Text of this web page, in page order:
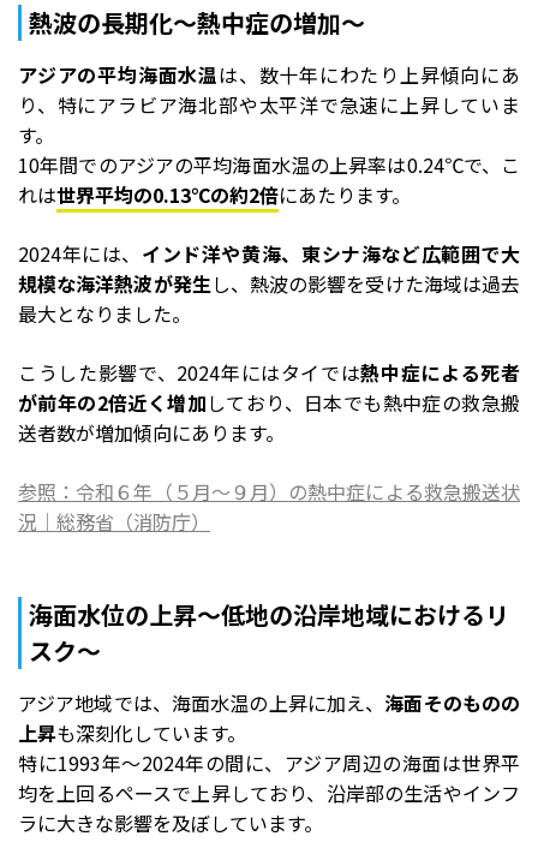
熱波の長期化～熱中症の増加～
アジアの平均海面水温は、数十年にわたり上昇傾向にあ
り、特にアラビア海北部や太平洋で急速に上昇していま
す。
10年間でのアジアの平均海面水温の上昇率は0.24℃で、こ
れは世界平均の0.13℃の約2倍にあたります。
2024年には、 インド洋や黄海、東シナ海など広範囲で大
規模な海洋熱波が発生し、熱波の影響を受けた海域は過去
最大となりました。
こうした影響で、2024年にはタイでは熱中症による死者
が前年の2倍近く増加しており、日本でも熱中症の救急搬
送者数が増加傾向にあります。
参照：令和６年（５月～９月）の熱中症による救急搬送状
況｜総務省（消防庁）
海面水位の上昇～低地の沿岸地域におけるリ
スク～
アジア地域では、海面水温の上昇に加え、 海面そのものの
上昇も深刻化しています。
特に1993年〜2024年の間に、アジア周辺の海面は世界平
均を上回るペースで上昇しており、沿岸部の生活やインフ
ラに大きな影響を及ぼしています。